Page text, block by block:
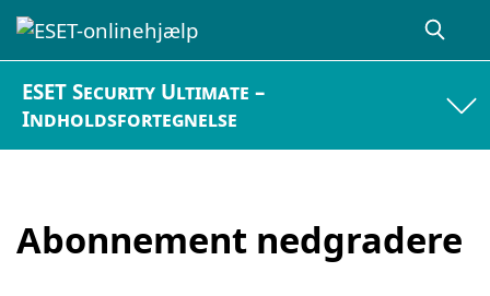
ESET Security Ultimate –
Indholdsfortegnelse
Abonnement nedgradere